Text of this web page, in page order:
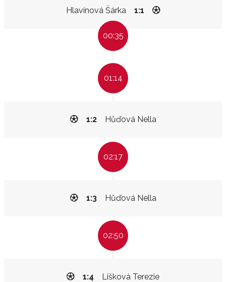
Hlavínová Šárka 1:1
00:35
01:14
Hůďová Nella
1:2
02:17
Hůďová Nella
1:3
02:50
Lišková Terezie
1:4